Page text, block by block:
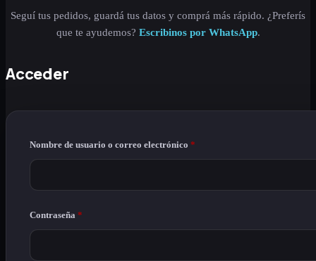
Seguí tus pedidos, guardá tus datos y comprá más rápido. ¿Preferís
que te ayudemos? Escribinos por WhatsApp.
Acceder
Nombre de usuario o correo electrónico *
Contraseña *